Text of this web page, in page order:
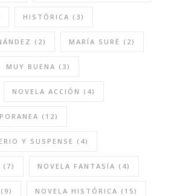
HISTÓRICA (3)
(2) MARÍA SURÉ (2)
MUY BUENA (3)
NOVELA ACCIÓN (4)
(12)
Y SUSPENSE (4)
(7) NOVELA FANTASÍA (4)
(9) NOVELA HISTÓRICA (15)